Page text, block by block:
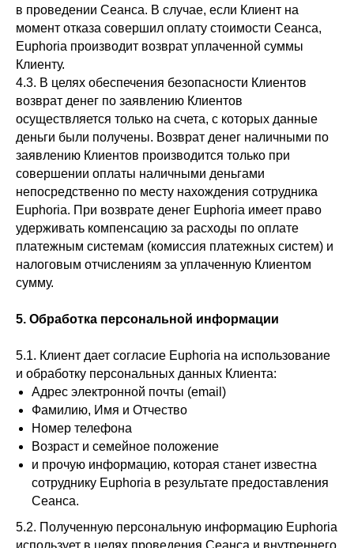
в проведении Сеанса. В случае, если Клиент на
момент отказа совершил оплату стоимости Сеанса,
Euphoria производит возврат уплаченной суммы
Клиенту.
4.3. В целях обеспечения безопасности Клиентов
возврат денег по заявлению Клиентов
осуществляется только на счета, с которых данные
деньги были получены. Возврат денег наличными по
заявлению Клиентов производится только при
совершении оплаты наличными деньгами
непосредственно по месту нахождения сотрудника
Euphoria. При возврате денег Euphoria имеет право
удерживать компенсацию за расходы по оплате
платежным системам (комиссия платежных систем) и
налоговым отчислениям за уплаченную Клиентом
сумму.
5. Обработка персональной информации
5.1. Клиент дает согласие Euphoria на использование
и обработку персональных данных Клиента:
Адрес электронной почты (email)
Фамилию, Имя и Отчество
Номер телефона
Возраст и семейное положение
и прочую информацию, которая станет известна
сотруднику Euphoria в результате предоставления
Сеанса.
5.2. Полученную персональную информацию Euphoria